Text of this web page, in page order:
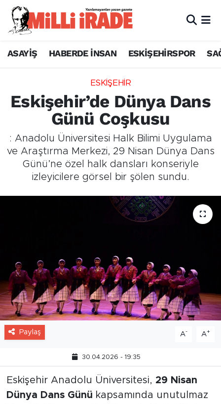
ASAYİŞ HABERDE İNSAN ESKİŞEHİRSPOR
ESKİŞEHİR
Eskişehir’de Dünya Dans
Günü Coşkusu
: Anadolu Üniversitesi Halk Bilimi Uygulama
ve Araştırma Merkezi, 29 Nisan Dünya Dans
Günü’ne özel halk dansları konseriyle
izleyicilere görsel bir şölen sundu.
Paylaş A- A+
30.04.2026 - 19:35
Eskişehir Anadolu Üniversitesi, 29 Nisan
Dünya Dans Günü kapsamında unutulmaz